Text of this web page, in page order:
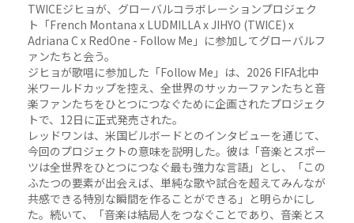
TWICEジヒョが、グローバルコラボレーションプロジェク
ト「French Montana x LUDMILLA x JIHYO (TWICE) x
Adriana C x RedOne - Follow Me」に参加してグローバルフ
ァンたちと会う。
ジヒョが歌唱に参加した「Follow Me」は、2026 FIFA北中
米ワールドカップを控え、全世界のサッカーファンたちと音
楽ファンたちをひとつにつなぐために企画されたプロジェク
トで、12日に正式発売された。
レッドワンは、米国ビルボードとのインタビューを通じて、
今回のプロジェクトの意味を説明した。彼は「音楽とスポー
ツは全世界をひとつにつなぐ最も強力な言語」とし、「この
ふたつの要素が出会えば、単純な歌や試合を超えてみんなが
共感できる特別な瞬間を作ることができる」と明らかにし
た。続いて、「音楽は結局人をつなぐことであり、音楽とス